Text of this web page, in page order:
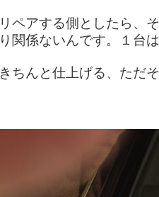
リペアする側としたら、
り関係ないんです。１台は
きちんと仕上げる、ただ